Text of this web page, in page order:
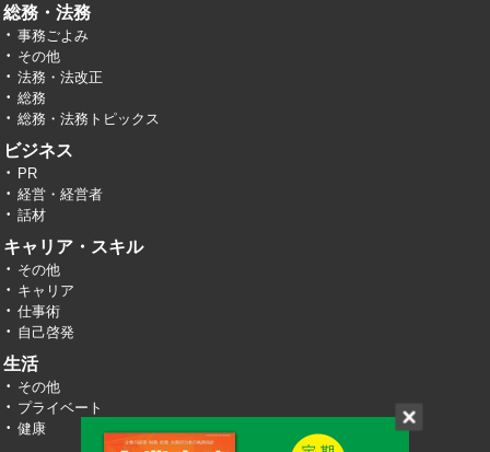
総務・法務
事務ごよみ
その他
法務・法改正
総務
総務・法務トピックス
ビジネス
PR
経営・経営者
話材
キャリア・スキル
その他
キャリア
仕事術
自己啓発
生活
その他
プライベート
健康